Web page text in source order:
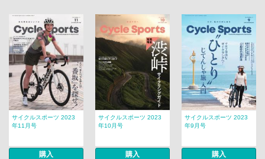
サイクルスポーツ 2023
年11月号
購入
サイクルスポーツ 2023
年10月号
購入
サイクルスポーツ 2023
年9月号
購入